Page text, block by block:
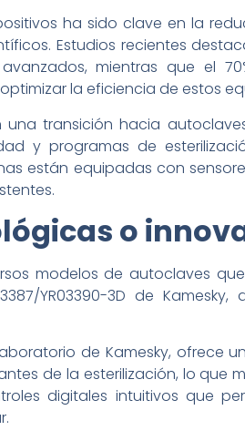
ha sido clave en la
Estudios recientes
mientras que el
la eficiencia de estos
una transición hacia
y programas de
están equipadas con
o
modelos de autoclaves
YR03390-3D de
de Kamesky,
de la esterilización, lo que
digitales intuitivos que